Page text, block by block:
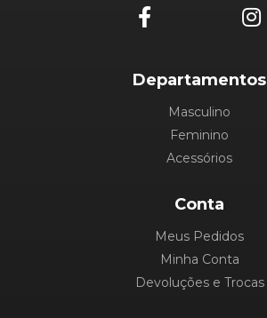
Departamentos
Masculino
Feminino
Acessórios
Conta
Meus Pedidos
Minha Conta
Devoluções e Trocas